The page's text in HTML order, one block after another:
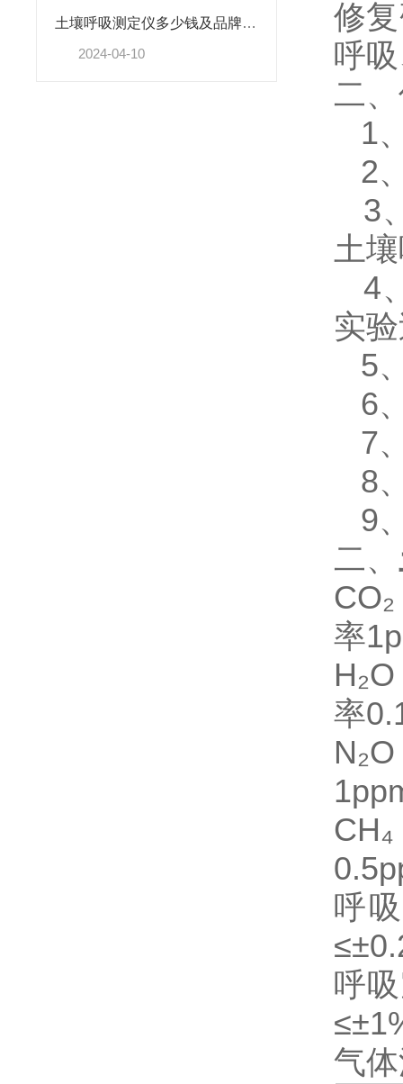
土壤呼吸测定仪多少钱及品牌介绍@【恒美智造】
2024-04-10
修
呼
二
1
2
3
土
4
实
5
6
7
8
9
二、
CO₂
率
H₂O
率
N₂O
CH₄
呼
呼
气